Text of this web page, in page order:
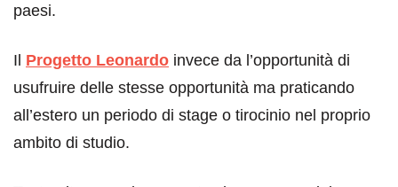
paesi.
Il Progetto Leonardo invece da l’opportunità di
usufruire delle stesse opportunità ma praticando
all’estero un periodo di stage o tirocinio nel proprio
ambito di studio.